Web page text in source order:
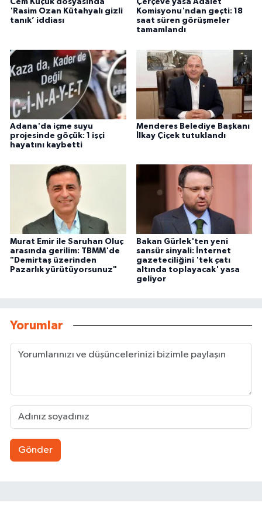
Cem Küçük dosyasında
'Rasim Ozan Kütahyalı gizli
tanık’ iddiası
Çerçeve yasa Adalet
Komisyonu'ndan geçti: 18
saat süren görüşmeler
tamamlandı
Adana'da içme suyu
projesinde göçük: 1 işçi
hayatını kaybetti
Menderes Belediye Başkanı
İlkay Çiçek tutuklandı
Murat Emir ile Saruhan Oluç
arasında gerilim: TBMM'de
"Demirtaş üzerinden
Pazarlık yürütüyorsunuz"
Bakan Gürlek'ten yeni
sansür sinyali: İnternet
gazeteciliğini 'tek çatı
altında toplayacak' yasa
geliyor
Yorumlar
Gönder